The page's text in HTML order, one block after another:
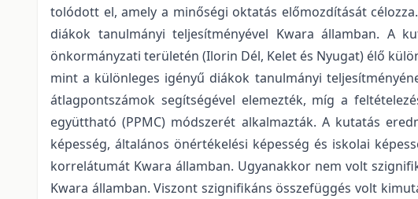
tolódott el, amely a minőségi oktatás előmozdítását
diákok tanulmányi teljesítményével Kwara államban. A
önkormányzati területén (Ilorin Dél, Kelet és Nyugat) élő
mint a különleges igényű diákok tanulmányi
átlagpontszámok segítségével elemezték, míg a
együttható (PPMC) módszerét alkalmazták. A kutatás
képesség, általános önértékelési képesség és iskolai
korrelátumát Kwara államban. Ugyanakkor nem volt
Kwara államban. Viszont szignifikáns összefüggés volt